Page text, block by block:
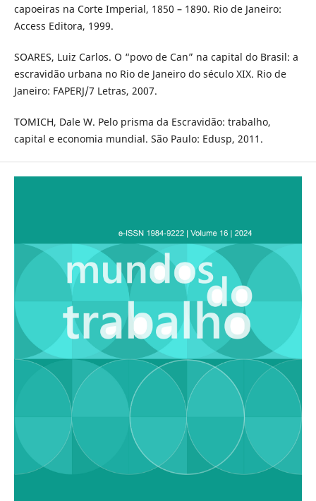
capoeiras na Corte Imperial, 1850 – 1890. Rio de Janeiro:
Access Editora, 1999.
SOARES, Luiz Carlos. O “povo de Can” na capital do Brasil: a
escravidão urbana no Rio de Janeiro do século XIX. Rio de
Janeiro: FAPERJ/7 Letras, 2007.
TOMICH, Dale W. Pelo prisma da Escravidão: trabalho,
capital e economia mundial. São Paulo: Edusp, 2011.